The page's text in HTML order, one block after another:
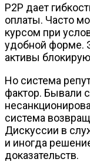
P2P дает
оплаты. Часто
курсом при
удобной форме.
активы
Но система
фактор. Бывали
система
Дискуссии в
и иногда
доказательств.